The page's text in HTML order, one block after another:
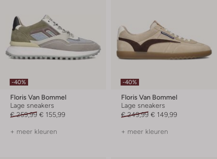
-40%
Floris Van Bommel
Lage sneakers
€ 259,99 € 155,99
+ meer kleuren
-40%
Floris Van Bommel
Lage sneakers
€ 249,99 € 149,99
+ meer kleuren